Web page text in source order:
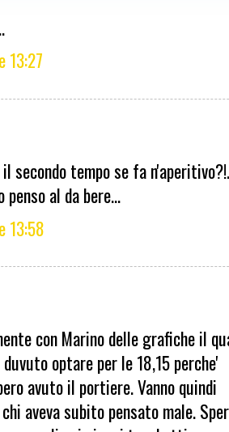
13:27
secondo tempo se fa
al da bere...
13:58
con Marino delle grafiche il
optare per le 18,15 perche'
avuto il portiere. Vanno quindi
aveva subito pensato male.